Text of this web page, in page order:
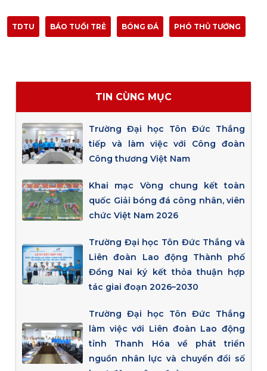
TDTU BÁO TUỔI TRẺ BÓNG ĐÁ PHÓ THỦ TƯỚNG
TIN CÙNG MỤC
Trường Đại học Tôn Đức Thắng
tiếp và làm việc với Công đoàn
Công thương Việt Nam
Khai mạc Vòng chung kết toàn
quốc Giải bóng đá công nhân, viên
chức Việt Nam 2026
Trường Đại học Tôn Đức Thắng và
Liên đoàn Lao động Thành phố
Đồng Nai ký kết thỏa thuận hợp
tác giai đoạn 2026–2030
Trường Đại học Tôn Đức Thắng
làm việc với Liên đoàn Lao động
tỉnh Thanh Hóa về phát triển
nguồn nhân lực và chuyển đổi số